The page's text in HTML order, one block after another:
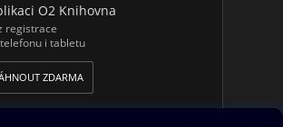
O2 Knihovna
registrace
telefonu i tabletu
ZDARMA